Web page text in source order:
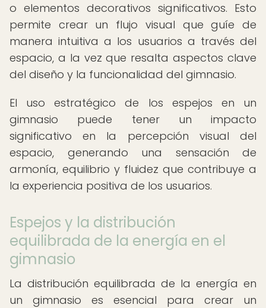
o elementos decorativos significativos. Esto
permite crear un flujo visual que guíe de
manera intuitiva a los usuarios a través del
espacio, a la vez que resalta aspectos clave
del diseño y la funcionalidad del gimnasio.
El uso estratégico de los espejos en un
gimnasio puede tener un impacto
significativo en la percepción visual del
espacio, generando una sensación de
armonía, equilibrio y fluidez que contribuye a
la experiencia positiva de los usuarios.
Espejos y la distribución
equilibrada de la energía en el
gimnasio
La distribución equilibrada de la energía en
un gimnasio es esencial para crear un